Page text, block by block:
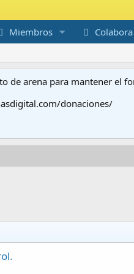
Miembros Colabora
de arena para mantener el
donaciones/